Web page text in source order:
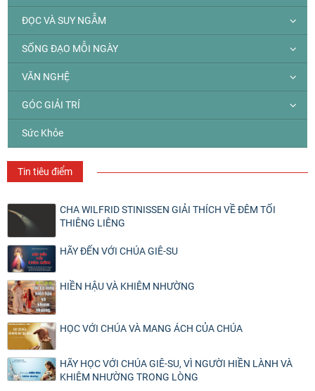
ĐỌC VÀ SUY NGẪM
SỐNG ĐẠO MỖI NGÀY
VĂN NGHỆ
GÓC GIẢI TRÍ
Sức Khỏe
Tin tiêu điểm
CHA WILFRID STINISSEN GIẢI THÍCH VỀ ĐÊM TỐI
THIÊNG LIÊNG
HÃY ĐẾN VỚI CHÚA GIÊ-SU
HIỀN HẬU VÀ KHIÊM NHƯỜNG
HỌC VỚI CHÚA VÀ MANG ÁCH CỦA CHÚA
HÃY HỌC VỚI CHÚA GIÊ-SU, VÌ NGƯỜI HIỀN LÀNH VÀ
KHIÊM NHƯỜNG TRONG LÒNG